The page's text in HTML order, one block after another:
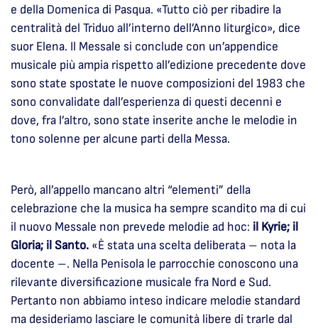
e della Domenica di Pasqua. «Tutto ciò per ribadire la
centralità del Triduo all’interno dell’Anno liturgico», dice
suor Elena. Il Messale si conclude con un’appendice
musicale più ampia rispetto all’edizione precedente dove
sono state spostate le nuove composizioni del 1983 che
sono convalidate dall’esperienza di questi decenni e
dove, fra l’altro, sono state inserite anche le melodie in
tono solenne per alcune parti della Messa.
Però, all’appello mancano altri “elementi” della
celebrazione che la musica ha sempre scandito ma di cui
il nuovo Messale non prevede melodie ad hoc: il Kyrie; il
Gloria; il Santo. «È stata una scelta deliberata – nota la
docente –. Nella Penisola le parrocchie conoscono una
rilevante diversificazione musicale fra Nord e Sud.
Pertanto non abbiamo inteso indicare melodie standard
ma desideriamo lasciare le comunità libere di trarle dal